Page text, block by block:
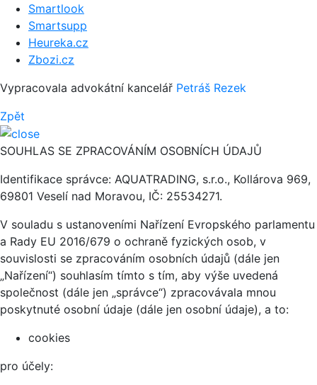
Smartlook
Smartsupp
Heureka.cz
Zbozi.cz
Vypracovala advokátní kancelář Petráš Rezek
Zpět
SOUHLAS SE ZPRACOVÁNÍM OSOBNÍCH ÚDAJŮ
Identifikace správce: AQUATRADING, s.r.o., Kollárova 969,
69801 Veselí nad Moravou, IČ: 25534271.
V souladu s ustanoveními Nařízení Evropského parlamentu
a Rady EU 2016/679 o ochraně fyzických osob, v
souvislosti se zpracováním osobních údajů (dále jen
„Nařízení“) souhlasím tímto s tím, aby výše uvedená
společnost (dále jen „správce“) zpracovávala mnou
poskytnuté osobní údaje (dále jen osobní údaje), a to:
cookies
pro účely: